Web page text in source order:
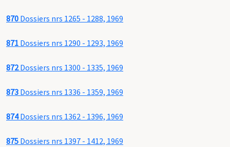
870 Dossiers nrs 1265 - 1288, 1969
871 Dossiers nrs 1290 - 1293, 1969
872Dossiers nrs 1300 - 1335, 1969
873 Dossiers nrs 1336 - 1359, 1969
874Dossiers nrs 1362 - 1396, 1969
875 Dossiers nrs 1397 - 1412, 1969